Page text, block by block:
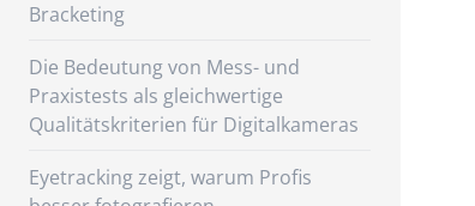
Bracketing
Die Bedeutung von Mess- und
Praxistests als gleichwertige
Qualitätskriterien für Digitalkameras
Eyetracking zeigt, warum Profis